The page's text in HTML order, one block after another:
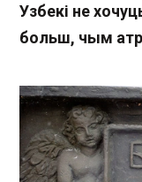
Узбекі не
больш, чым